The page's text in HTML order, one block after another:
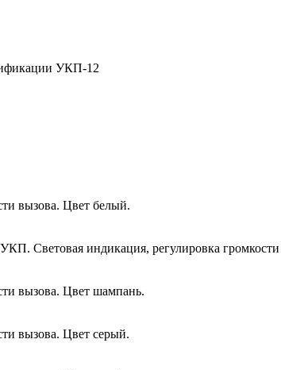
УКП-12
вызова. Цвет белый.
Световая индикация, регулировка
вызова. Цвет шампань.
вызова. Цвет серый.